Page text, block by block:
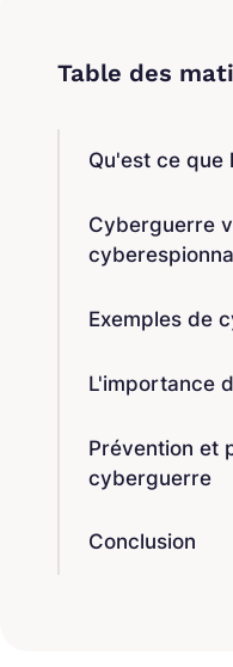
Qu'est ce que
Cyberguerre
Exemples de
L'importance
Prévention et
cyberguerre
Conclusion